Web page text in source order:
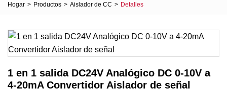
Hogar > Productos > Aislador de CC > Detalles
1 en 1 salida DC24V Analógico DC 0-10V a
4-20mA Convertidor Aislador de señal